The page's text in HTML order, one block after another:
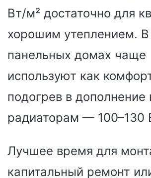
Вт/м² достаточно для
хорошим утеплением.
панельных домах чаще
используют как
подогрев в дополнение
радиаторам — 100–130
Лучшее время для
капитальный ремонт